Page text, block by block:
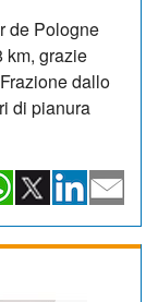
de Pologne
km, grazie
dallo
di pianura